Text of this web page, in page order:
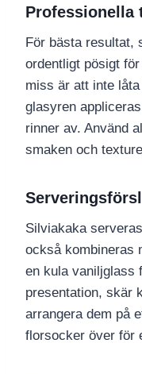
Professionella
För bästa resultat,
ordentligt pösigt
miss är att inte
glasyren
rinner av. Använd
smaken och
Silviakaka
också kombineras
en kula vaniljglass
presentation, skär
arrangera dem på
florsocker över för